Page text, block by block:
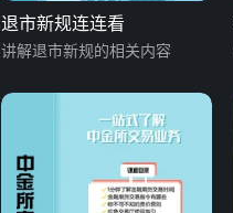
退市新规连连看
讲解退市新规的相关内容